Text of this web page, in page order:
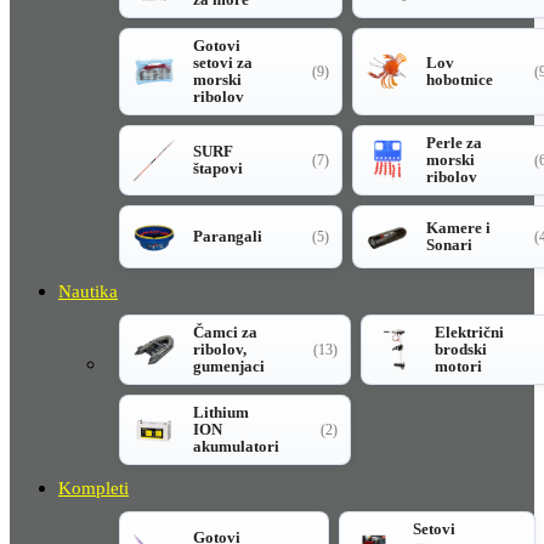
Gotovi
setovi za
morski
ribolov
(9)
Lov
hobotnice
SURF
štapovi
(7)
Perle za
morski
ribolov
Parangali (5)
Kamere i
Sonari
Nautika
Čamci za
ribolov,
gumenjaci
(13)
Električni
brodski
motori
Lithium
ION
akumulatori
(2)
Kompleti
Gotovi
Setovi